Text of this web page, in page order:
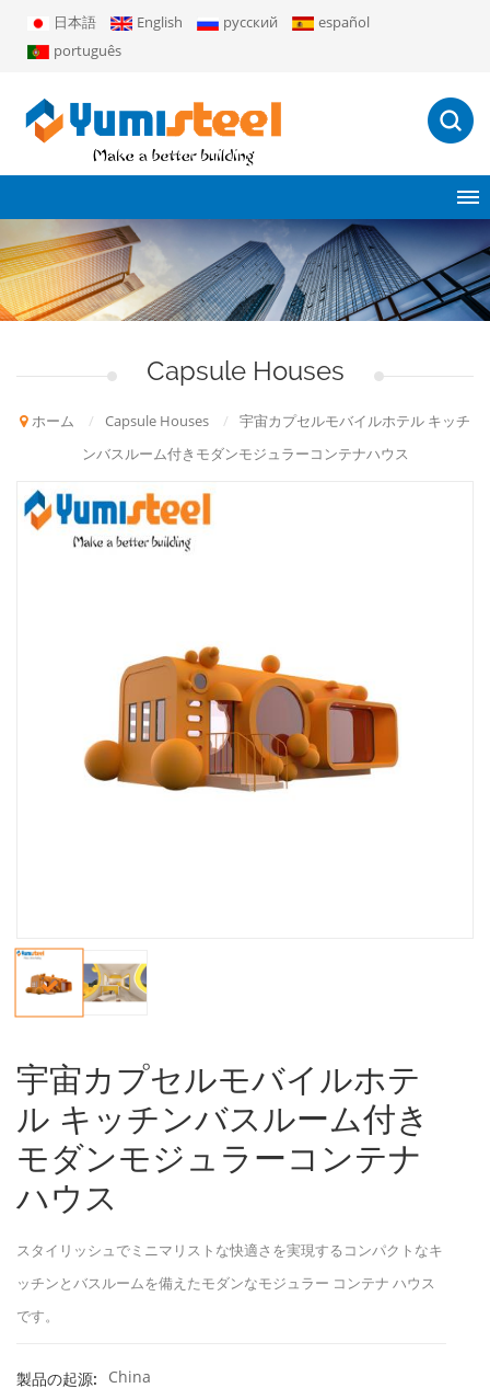
日本語 English русский
español
português
Capsule Houses
ホーム / Capsule Houses /
宇宙カプセルモバイルホテル キッチ
ンバスルーム付きモダンモジュラーコンテナハウス
宇宙カプセルモバイルホテ
ル キッチンバスルーム付き
モダンモジュラーコンテナ
ハウス
スタイリッシュでミニマリストな快適さを実現するコンパクトなキ
ッチンとバスルームを備えたモダンなモジュラー コンテナ ハウス
です。
製品の起源:
China